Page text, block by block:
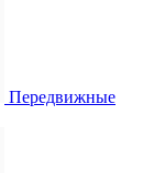
Передвижные